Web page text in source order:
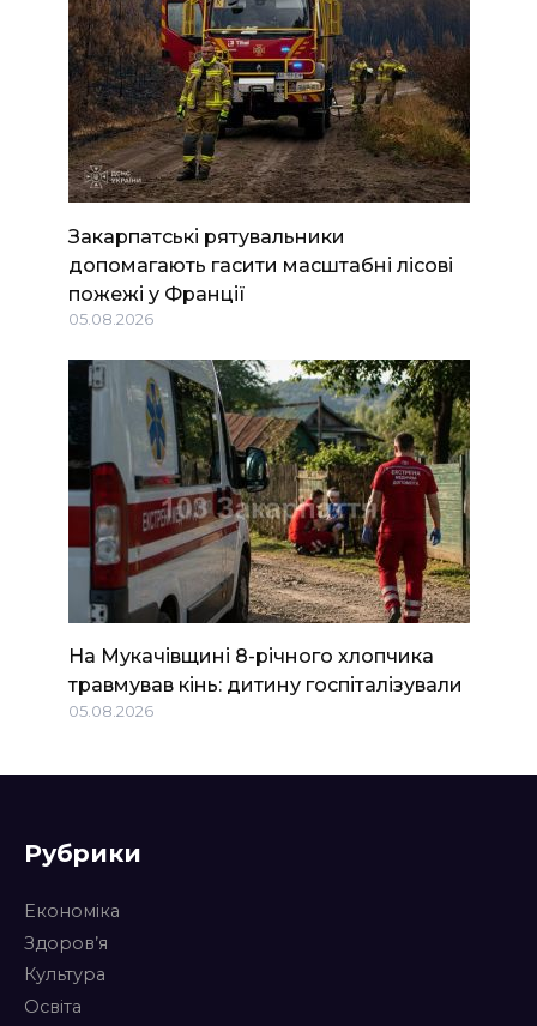
Закарпатські рятувальники
допомагають гасити масштабні лісові
пожежі у Франції
05.08.2026
На Мукачівщині 8-річного хлопчика
травмував кінь: дитину госпіталізували
05.08.2026
Рубрики
Економіка
Здоров’я
Культура
Освіта